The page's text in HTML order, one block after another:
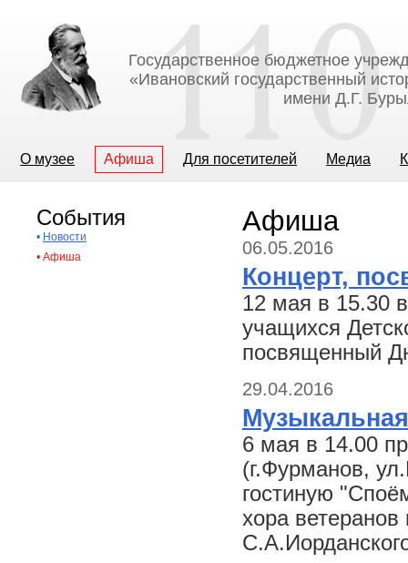
Государственное бюджетное
«Ивановский государственный
имени Д.Г.
О музее Афиша Для посетителей Медиа
События
• Новости
• Афиша
Афиша
06.05.2016
Концерт,
12 мая в 15.30
учащихся
посвященный
29.04.2016
6 мая в 14.00
(г.Фурманов,
гостиную
хора ветеранов